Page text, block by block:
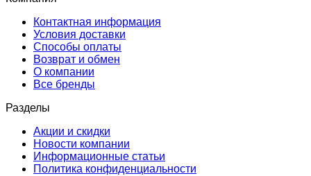
Контактная информация
Условия доставки
Способы оплаты
Возврат и обмен
О компании
Все бренды
Разделы
Акции и скидки
Новости компании
Информационные статьи
Политика конфиденциальности